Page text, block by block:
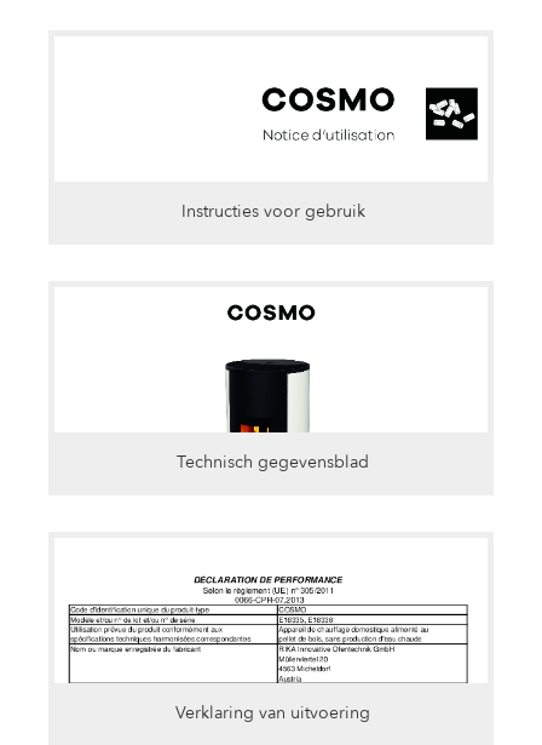
Instructies voor gebruik
Technisch gegevensblad
Verklaring van uitvoering